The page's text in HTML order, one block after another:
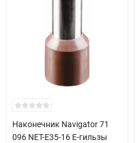
Наконечник Navigator 71
096 NET-E35-16 Е-гильзы